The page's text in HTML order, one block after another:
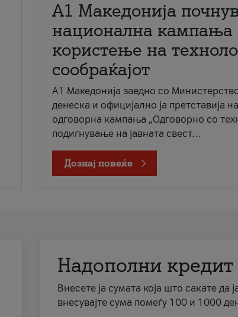
A1 Македонија
национална кампања
користење на
сообраќајот
A1 Македонија заедно со
денеска и официјално ја претставија
одговорна кампања „Одговорно со
подигнување на јавната свест...
Дознај повеќе
Надополни кредит
Внесете ја сумата која што сакате
внесувајте сума помеѓу 100 и 1000